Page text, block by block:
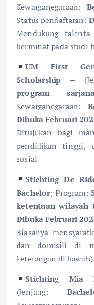
Kewarganegaraan:
Status pendaftaran:
Mendukung
berminat pada studi
UM First
Scholarship —
program
Kewarganegaraan:
Dibuka Februari
Ditujukan bagi
pendidikan tinggi,
sosial.
Stichting De
Bachelor; Program:
ketentuan wilayah
Dibuka Februari
Biasanya
dan domisili di
keterangan di bawah).
Stichting Mia
(Jenjang: